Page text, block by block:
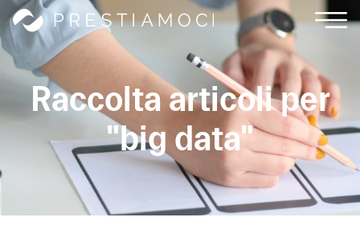
Raccolta articoli per
"big data"